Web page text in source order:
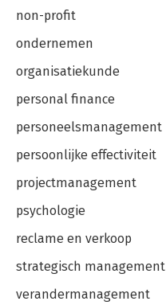
non-profit
ondernemen
organisatiekunde
personal finance
personeelsmanagement
persoonlijke effectiviteit
projectmanagement
psychologie
reclame en verkoop
strategisch management
verandermanagement